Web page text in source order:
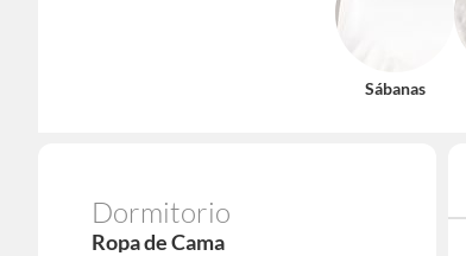
Sábanas
Dormitorio
Ropa de Cama
HOMECARE